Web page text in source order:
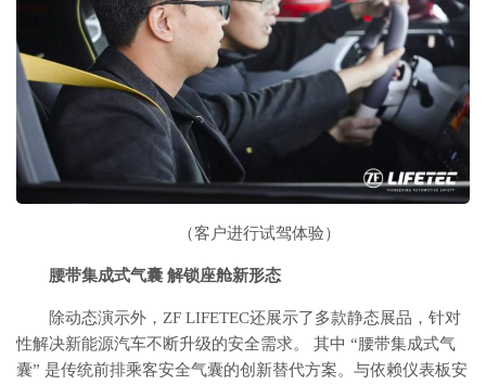
（客户进行试驾体验）
腰带集成式气囊 解锁座舱新形态
除动态演示外，ZF LIFETEC还展示了多款静态展品，针对
性解决新能源汽车不断升级的安全需求。 其中 “腰带集成式气
囊” 是传统前排乘客安全气囊的创新替代方案。与依赖仪表板安